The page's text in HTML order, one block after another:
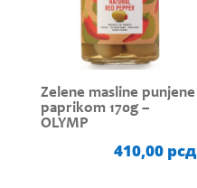
Zelene masline punjene
paprikom 170g –
OLYMP
410,00 рсд